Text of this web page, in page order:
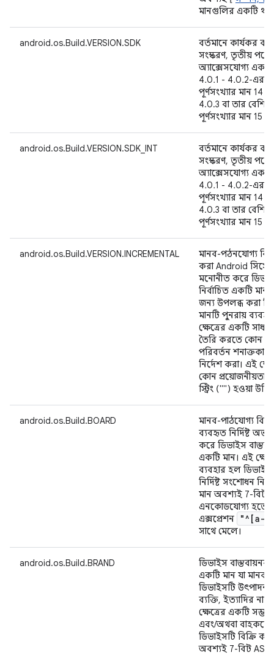
মানগুলির একটি
android.os.Build.VERSION.SDK
বর্তমানে কার্যকর
সংস্করণ, তৃতীয়
অ্যাক্সেসযোগ্য একটি
4.0.1 - 4.0.2-এর
পূর্ণসংখ্যার মান 14
4.0.3 বা তার বেশির
পূর্ণসংখ্যার মান 15
android.os.Build.VERSION.SDK_INT
বর্তমানে কার্যকর
সংস্করণ, তৃতীয়
অ্যাক্সেসযোগ্য একটি
4.0.1 - 4.0.2-এর
পূর্ণসংখ্যার মান 14
4.0.3 বা তার বেশির
পূর্ণসংখ্যার মান 15
android.os.Build.VERSION.INCREMENTAL
মানব-পঠনযোগ্য
করা Android
মনোনীত করে ডিভাইস
নির্বাচিত একটি
জন্য উপলব্ধ করা
মানটি পুনরায়
ক্ষেত্রের একটি
তৈরি করতে কোন
পরিবর্তন
নির্দেশ করা। এই
কোন প্রয়োজনীয়তা
স্ট্রিং ("") হওয়া
android.os.Build.BOARD
মানব-পাঠযোগ্য
ব্যবহৃত নির্দিষ্ট
করে ডিভাইস
একটি মান। এই
ব্যবহার হল
নির্দিষ্ট সংশোধন
মান অবশ্যই 7-বিট
এনকোডযোগ্য হতে
এক্সপ্রেশন
"^[a-z
সাথে মেলে।
android.os.Build.BRAND
ডিভাইস
একটি মান যা মানব-
ডিভাইসটি
ব্যক্তি, ইত্যাদির
ক্ষেত্রের একটি
এবং/অথবা বাহককে
ডিভাইসটি বিক্রি
অবশ্যই 7-বিট